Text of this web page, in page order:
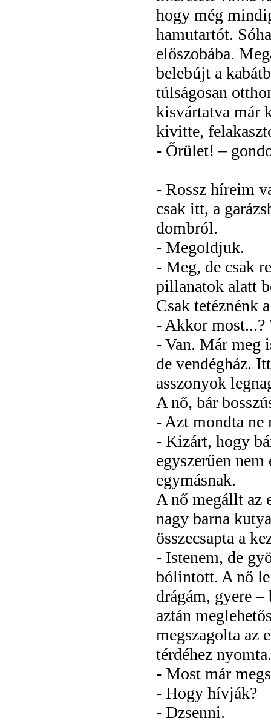
hogy még
hamutartót.
előszobába.
belebújt a
túlságosan
kisvártatva már
kivitte,
- Őrület! –
- Rossz híreim
csak itt, a
dombról.
- Megoldjuk.
- Meg, de csak
pillanatok alatt
Csak tetéznénk
- Akkor most...?
- Van. Már meg
de vendégház.
asszonyok
A nő, bár
- Azt mondta ne
- Kizárt, hogy
egyszerűen
egymásnak.
A nő megállt az
nagy barna
összecsapta a
- Istenem, de
bólintott. A nő
drágám, gyere
aztán
megszagolta az
térdéhez nyomta.
- Most már
- Hogy hívják?
- Dzsenni.